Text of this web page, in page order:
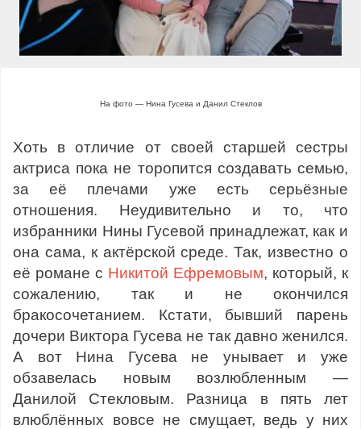
На фото — Нина Гусева и Данил Стеклов
Хоть в отличие от своей старшей сестры
актриса пока не торопится создавать семью,
за её плечами уже есть серьёзные
отношения. Неудивительно и то, что
избранники Нины Гусевой принадлежат, как и
она сама, к актёрской среде. Так, известно о
её романе с Никитой Ефремовым, который, к
сожалению, так и не окончился
бракосочетанием. Кстати, бывший парень
дочери Виктора Гусева не так давно женился.
А вот Нина Гусева не унывает и уже
обзавелась новым возлюбленным —
Данилой Стекловым. Разница в пять лет
влюблённых вовсе не смущает, ведь у них